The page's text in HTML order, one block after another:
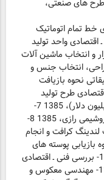
طرح های صنعتی،
خط تمام اتوماتیک
2- بررسی فنی ـ اقتصادی واحد تولید
3- مطالعات بازار و انتخاب ماشین آلات
و باسبار مسی، 1385 4- طراحی، انتخاب جنس و
پروژه تحقیقاتی نحوه بازیافت
فنی ـ اقتصادی طرح تولید
بریکت آهن اسفنجی (سرمایه گذاری 400 میلیون دلار)، 1385 7-
طراحی، انتخاب جنس و ساخت نازل آب پتروشیمی رازی، 1385 8-
کرافت و انجام
9- بررسی نحوه بازیابی پوسته های
نوردی و غبار کوره قوس الکتریک، 5-1384 10- بررسی فنی ـ اقتصادی
طرح تولید زیگمنت های ضدسایش، 1384 11- مهندسی معکوس و